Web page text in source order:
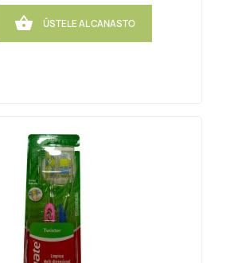
 ÚSTELE AL CANASTO